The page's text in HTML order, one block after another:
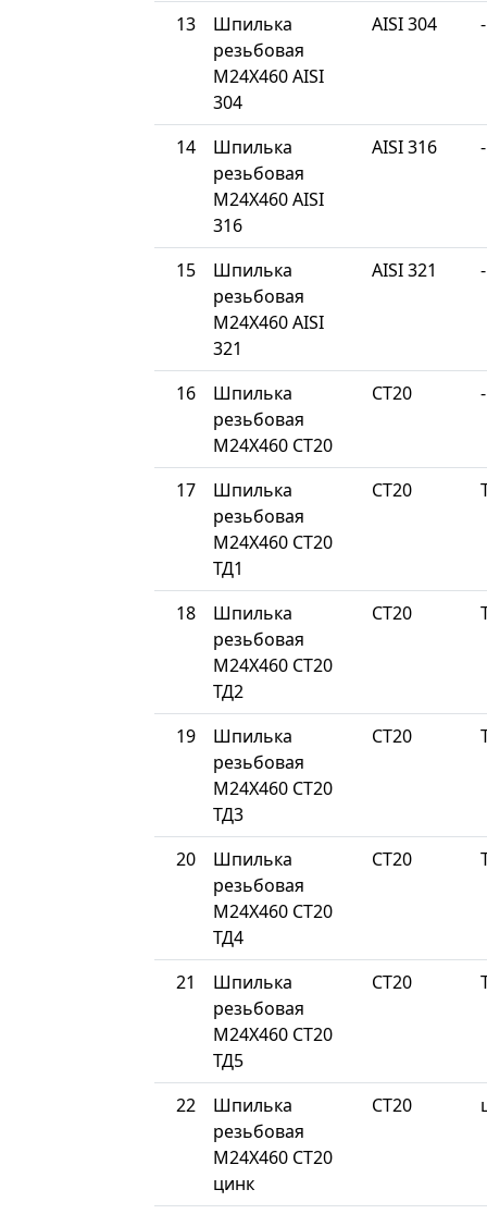
13
Шпилька
резьбовая
М24Х460 AISI
304
AISI 304 -
14
Шпилька
резьбовая
М24Х460 AISI
316
AISI 316 -
15
Шпилька
резьбовая
М24Х460 AISI
321
AISI 321 -
16
Шпилька
резьбовая
М24Х460 СТ20
СТ20 -
17
Шпилька
резьбовая
М24Х460 СТ20
ТД1
СТ20
18
Шпилька
резьбовая
М24Х460 СТ20
ТД2
СТ20
19
Шпилька
резьбовая
М24Х460 СТ20
ТД3
СТ20
20
Шпилька
резьбовая
М24Х460 СТ20
ТД4
СТ20
21
Шпилька
резьбовая
М24Х460 СТ20
ТД5
СТ20
22
Шпилька
резьбовая
М24Х460 СТ20
цинк
СТ20